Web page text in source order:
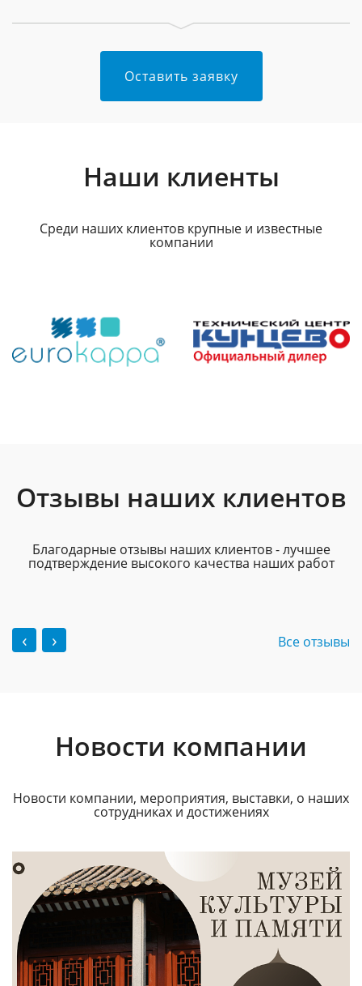
Оставить заявку
Наши клиенты
Среди наших клиентов крупные и известные
компании
Отзывы наших клиентов
Благодарные отзывы наших клиентов - лучшее
подтверждение высокого качества наших работ
‹ › Все отзывы
Новости компании
Новости компании, мероприятия, выставки, о наших
сотрудниках и достижениях